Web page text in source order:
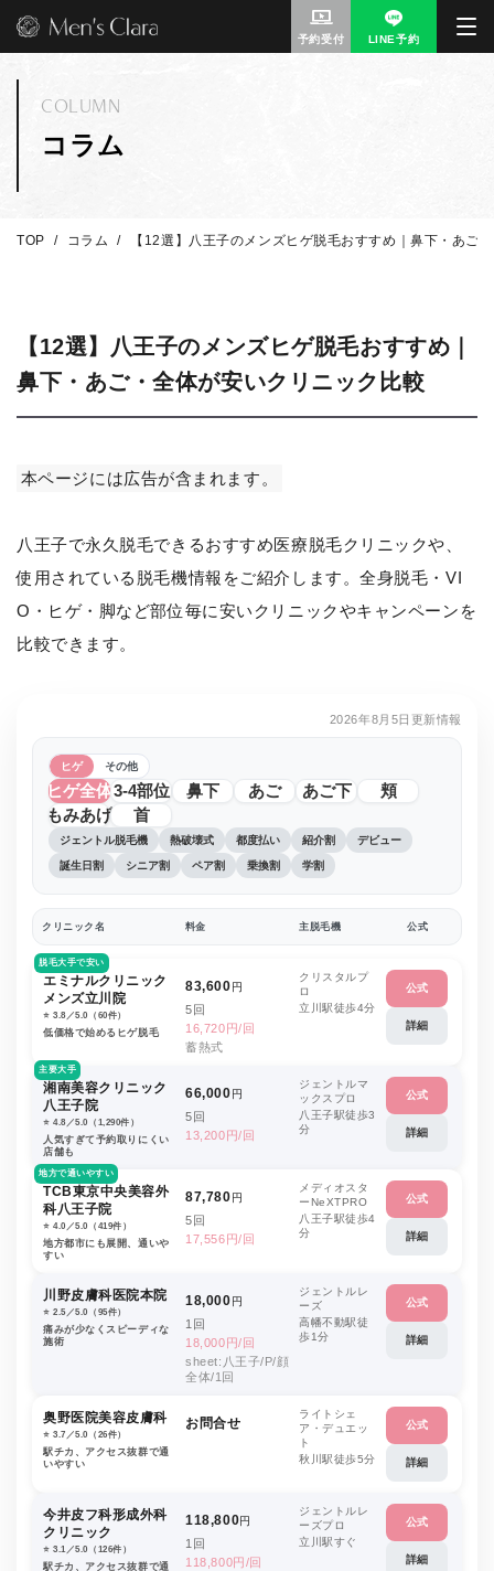
予約受付 LINE予約
コラム
COLUMN
TOP コラム 【12選】八王子のメンズヒゲ脱毛おすすめ｜鼻下・あご
【12選】八王子のメンズヒゲ脱毛おすすめ｜
鼻下・あご・全体が安いクリニック比較
本ページには広告が含まれます。
八王子で永久脱毛できるおすすめ医療脱毛クリニックや、
使用されている脱毛機情報をご紹介します。全身脱毛・VI
O・ヒゲ・脚など部位毎に安いクリニックやキャンペーンを
比較できます。
2026年8月5日更新情報
ヒゲ その他
ヒゲ全体3-4部位 鼻下 あご あご下
頬
もみあげ
首
ジェントル脱毛機 熱破壊式 都度払い 紹介割 デビュー
誕生日割 シニア割 ペア割 乗換割 学割
クリニック名 料金 主脱毛機 公式
脱毛大手で安い
エミナルクリニック
メンズ立川院
⭐️ 3.8／5.0（60件）
低価格で始めるヒゲ脱毛
83,600円
5回
16,720円/回
蓄熱式
クリスタルプ
ロ
立川駅徒歩4分
公式
詳細
主要大手
湘南美容クリニック
八王子院
⭐️ 4.8／5.0（1,290件）
人気すぎて予約取りにくい
店舗も
66,000円
5回
13,200円/回
ジェントルマ
ックスプロ
八王子駅徒歩3
分
公式
詳細
地方で通いやすい
TCB東京中央美容外
科八王子院
⭐️ 4.0／5.0（419件）
地方都市にも展開、通いや
すい
87,780円
5回
17,556円/回
メディオスタ
ーNeXTPRO
八王子駅徒歩4
分
公式
詳細
川野皮膚科医院本院
⭐️ 2.5／5.0（95件）
痛みが少なくスピーディな
施術
18,000円
1回
18,000円/回
sheet:八王子/P/顔
全体/1回
ジェントルレ
ーズ
高幡不動駅徒
歩1分
公式
詳細
奥野医院美容皮膚科
⭐️ 3.7／5.0（26件）
駅チカ、アクセス抜群で通
いやすい
お問合せ
ライトシェ
ア・デュエッ
ト
秋川駅徒歩5分
公式
詳細
今井皮フ科形成外科
クリニック
⭐️ 3.1／5.0（126件）
駅チカ、アクセス抜群で通
118,800円
1回
118,800円/回
ジェントルレ
ーズプロ
立川駅すぐ
公式
詳細